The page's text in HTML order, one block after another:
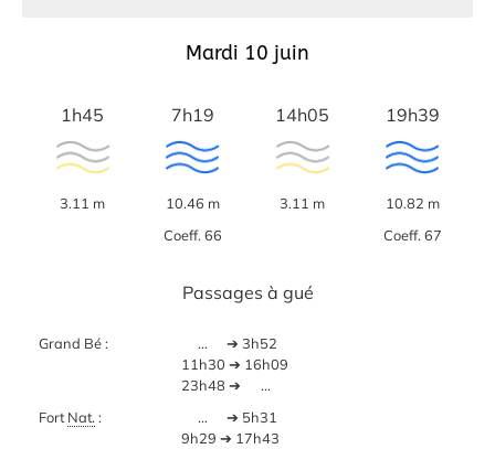
Mardi 10 juin
1h45
3.11 m
7h19
10.46 m
Coeff. 66
14h05
3.11 m
19h39
10.82 m
Coeff. 67
Passages à gué
Grand Bé : ...
➔ 3h52
11h30 ➔ 16h09
23h48 ➔
...
Fort Nat. : ...
➔ 5h31
9h29 ➔ 17h43